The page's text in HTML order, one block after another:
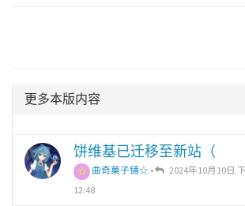
更多本版内容
饼维基已迁移至新站（
曲奇菓子铺☆ •
2024年10月10日
12:48